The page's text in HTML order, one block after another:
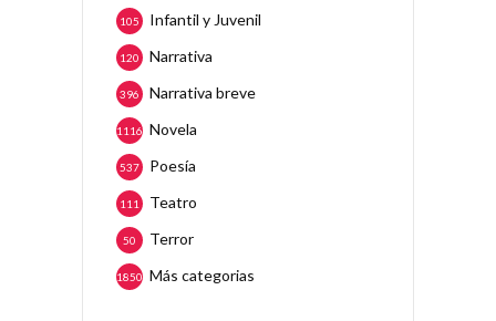
Infantil y Juvenil
105
Narrativa
120
Narrativa breve
396
Novela
1116
Poesía
537
Teatro
111
Terror
50
Más categorias
1850